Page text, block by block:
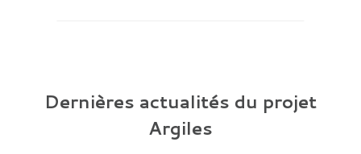
Dernières actualités du projet
Argiles